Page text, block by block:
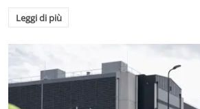
Leggi di più